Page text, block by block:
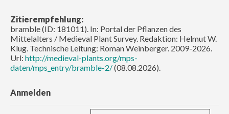
Zitierempfehlung:
bramble (ID: 181011). In: Portal der Pflanzen des
Mittelalters / Medieval Plant Survey. Redaktion: Helmut W.
Klug. Technische Leitung: Roman Weinberger. 2009-2026.
Url: http://medieval-plants.org/mps-
daten/mps_entry/bramble-2/(08.08.2026).
Anmelden